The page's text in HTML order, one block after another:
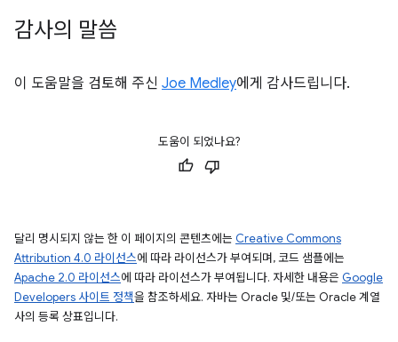
감사의 말씀
이 도움말을 검토해 주신 Joe Medley에게 감사드립니다.
도움이 되었나요?
달리 명시되지 않는 한 이 페이지의 콘텐츠에는 Creative Commons
Attribution 4.0 라이선스에 따라 라이선스가 부여되며, 코드 샘플에는
Apache 2.0 라이선스에 따라 라이선스가 부여됩니다. 자세한 내용은 Google
Developers 사이트 정책을 참조하세요. 자바는 Oracle 및/또는 Oracle 계열
사의 등록 상표입니다.